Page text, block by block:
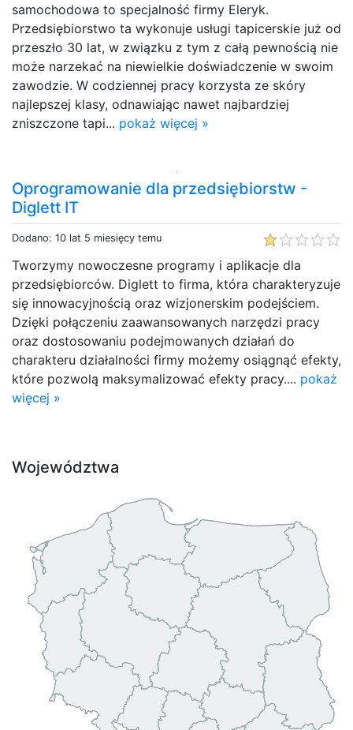
samochodowa to specjalność firmy Eleryk.
Przedsiębiorstwo ta wykonuje usługi tapicerskie już od
przeszło 30 lat, w związku z tym z całą pewnością nie
może narzekać na niewielkie doświadczenie w swoim
zawodzie. W codziennej pracy korzysta ze skóry
najlepszej klasy, odnawiając nawet najbardziej
zniszczone tapi... pokaż więcej »
Oprogramowanie dla przedsiębiorstw -
Diglett IT
Dodano: 10 lat 5 miesięcy temu
Tworzymy nowoczesne programy i aplikacje dla
przedsiębiorców. Diglett to firma, która charakteryzuje
się innowacyjnością oraz wizjonerskim podejściem.
Dzięki połączeniu zaawansowanych narzędzi pracy
oraz dostosowaniu podejmowanych działań do
charakteru działalności firmy możemy osiągnąć efekty,
które pozwolą maksymalizować efekty pracy.... pokaż
więcej »
Województwa